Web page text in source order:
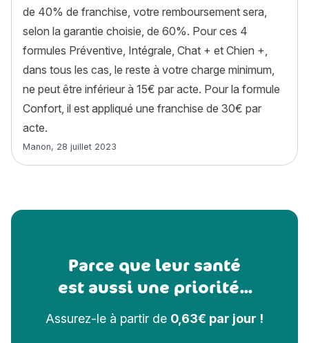
de 40% de franchise, votre remboursement sera,
selon la garantie choisie, de 60%. Pour ces 4
formules Préventive, Intégrale, Chat + et Chien +,
dans tous les cas, le reste à votre charge minimum,
ne peut être inférieur à 15€ par acte. Pour la formule
Confort, il est appliqué une franchise de 30€ par
acte.
Article rédigé par
Manon, 28 juillet 2023
Parce que leur santé
est aussi une priorité...
Assurez-le à partir de 0,63€ par jour !